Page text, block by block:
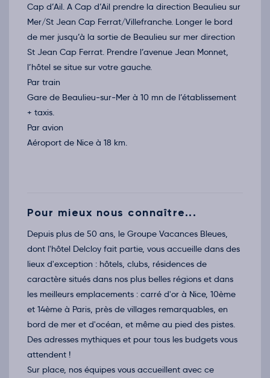
Cap d’Ail. A Cap d’Ail prendre la direction Beaulieu sur
Mer/St Jean Cap Ferrat/Villefranche. Longer le bord
de mer jusqu’à la sortie de Beaulieu sur mer direction
St Jean Cap Ferrat. Prendre l’avenue Jean Monnet,
l’hôtel se situe sur votre gauche.
Par train
Gare de Beaulieu‐sur‐Mer à 10 mn de l’établissement
+ taxis.
Par avion
Aéroport de Nice à 18 km.
Pour mieux nous connaître...
Depuis plus de 50 ans, le Groupe Vacances Bleues,
dont l'hôtel Delcloy fait partie, vous accueille dans des
lieux d'exception : hôtels, clubs, résidences de
caractère situés dans nos plus belles régions et dans
les meilleurs emplacements : carré d'or à Nice, 10ème
et 14ème à Paris, près de villages remarquables, en
bord de mer et d'océan, et même au pied des pistes.
Des adresses mythiques et pour tous les budgets vous
attendent !
Sur place, nos équipes vous accueillent avec ce